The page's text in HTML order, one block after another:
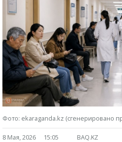
Пробки
Карта Караганды
Организации
Мой участковый
Перекрытие дорог
Балхаш
Сервисы
Переводчик
Купить
Фото: ekaraganda.kz (сгенерировано
8 Мая, 2026 15:05 BAQ.KZ